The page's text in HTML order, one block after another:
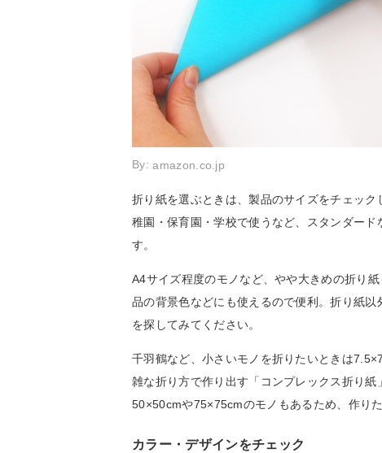
By:amazon.co.jp
折り紙を選ぶときは、製品のサイズをチェッ
稚園・保育園・学校で使うなど、スタンダー
す。
A4サイズ程度のモノなど、やや大きめの折り
品の背景色などにも使えるので便利。折り紙
を探してみてください。
千羽鶴など、小さいモノを折りたいときは
雑な折り方で作り出す「コンプレックス折り
50×50cmや75×75cmのモノもあるため、作り
カラー・デザインをチェック